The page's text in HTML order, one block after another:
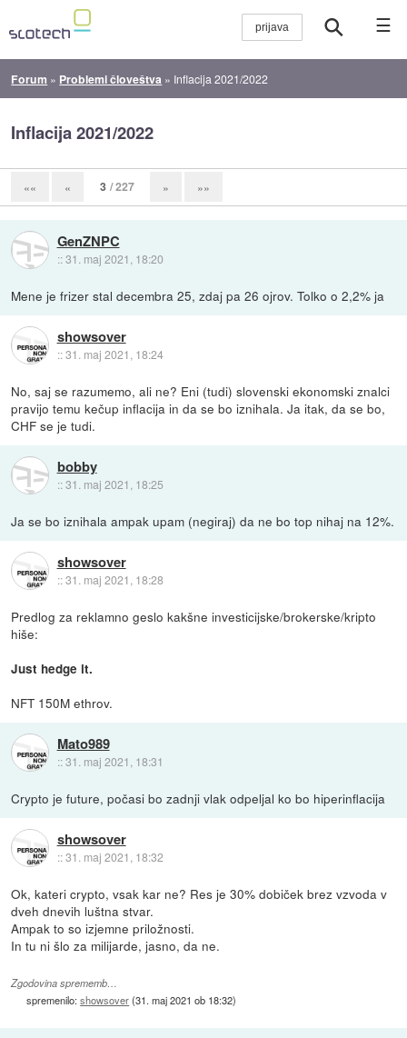
☰
Forum » Problemi človeštva » Inflacija 2021/2022
Inflacija 2021/2022
«« « 3 / 227 » »»
GenZNPC
::31. maj 2021, 18:20
Mene je frizer stal decembra 25, zdaj pa 26 ojrov. Tolko o 2,2% ja
showsover
::31. maj 2021, 18:24
No, saj se razumemo, ali ne? Eni (tudi) slovenski ekonomski znalci
pravijo temu kečup inflacija in da se bo iznihala. Ja itak, da se bo,
CHF se je tudi.
bobby
::31. maj 2021, 18:25
Ja se bo iznihala ampak upam (negiraj) da ne bo top nihaj na 12%.
showsover
::31. maj 2021, 18:28
Predlog za reklamno geslo kakšne investicijske/brokerske/kripto
hiše:
Just hedge it.
NFT 150M ethrov.
Mato989
::31. maj 2021, 18:31
Crypto je future, počasi bo zadnji vlak odpeljal ko bo hiperinflacija
showsover
::31. maj 2021, 18:32
Ok, kateri crypto, vsak kar ne? Res je 30% dobiček brez vzvoda v
dveh dnevih luštna stvar.
Ampak to so izjemne priložnosti.
In tu ni šlo za milijarde, jasno, da ne.
Zgodovina sprememb…
spremenilo:showsover(31. maj 2021 ob 18:32)